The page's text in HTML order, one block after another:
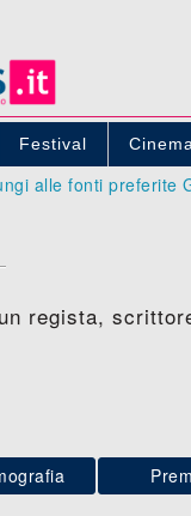
Festival Cinema
alle fonti preferite
regista,